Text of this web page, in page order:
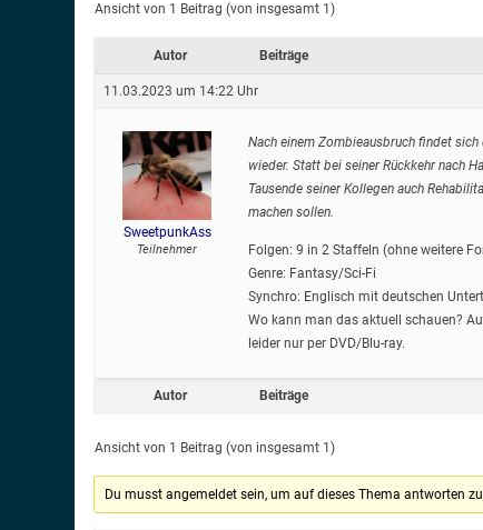
Ansicht von 1 Beitrag (von insgesamt 1)
Autor Beiträge
11.03.2023 um 14:22 Uhr
SweetpunkAss
Teilnehmer
Nach einem Zombieausbruch findet
wieder. Statt bei seiner Rückkehr nach
Tausende seiner Kollegen auch
machen sollen.
Folgen: 9 in 2 Staffeln (ohne weitere
Genre: Fantasy/Sci-Fi
Synchro: Englisch mit deutschen
Wo kann man das aktuell schauen?
leider nur per DVD/Blu-ray.
Autor Beiträge
Ansicht von 1 Beitrag (von insgesamt 1)
Du musst angemeldet sein, um auf dieses Thema antworten